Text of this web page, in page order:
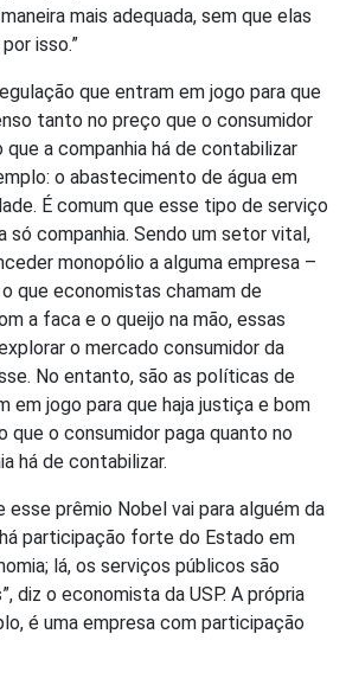
mais adequada, sem que elas
isso.”
que entram em jogo para que
tanto no preço que o consumidor
a companhia há de contabilizar
o abastecimento de água em
É comum que esse tipo de serviço
só companhia. Sendo um setor vital,
monopólio a alguma empresa –
que economistas chamam de
a faca e o queijo na mão, essas
o mercado consumidor da
No entanto, são as políticas de
em jogo para que haja justiça e bom
que o consumidor paga quanto no
há de contabilizar.
esse prêmio Nobel vai para alguém da
participação forte do Estado em
lá, os serviços públicos são
diz o economista da USP. A própria
é uma empresa com participação